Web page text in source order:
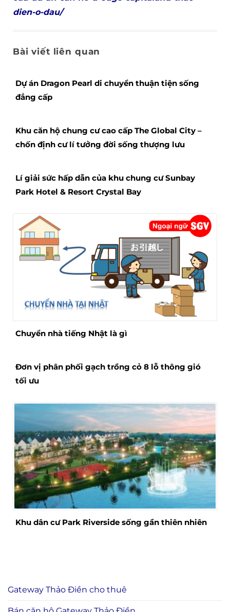
dien-o-dau/
Bài viết liên quan
Dự án Dragon Pearl di chuyển thuận tiện sống
đẳng cấp
Khu căn hộ chung cư cao cấp The Global City –
chốn định cư lí tưởng đời sống thượng lưu
Lí giải sức hấp dẫn của khu chung cư Sunbay
Park Hotel & Resort Crystal Bay
Chuyển nhà tiếng Nhật là gì
Đơn vị phân phối gạch trồng cỏ 8 lỗ thông gió
tối ưu
Khu dân cư Park Riverside sống gần thiên nhiên
Gateway Thảo Điền cho thuê